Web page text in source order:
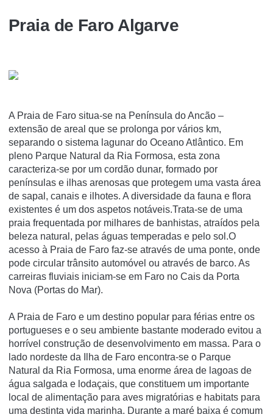
Praia de Faro Algarve
A Praia de Faro situa-se na Península do Ancão –
extensão de areal que se prolonga por vários km,
separando o sistema lagunar do Oceano Atlântico. Em
pleno Parque Natural da Ria Formosa, esta zona
caracteriza-se por um cordão dunar, formado por
penínsulas e ilhas arenosas que protegem uma vasta área
de sapal, canais e ilhotes. A diversidade da fauna e flora
existentes é um dos aspetos notáveis.Trata-se de uma
praia frequentada por milhares de banhistas, atraídos pela
beleza natural, pelas águas temperadas e pelo sol.O
acesso à Praia de Faro faz-se através de uma ponte, onde
pode circular trânsito automóvel ou através de barco. As
carreiras fluviais iniciam-se em Faro no Cais da Porta
Nova (Portas do Mar).
A Praia de Faro e um destino popular para férias entre os
portugueses e o seu ambiente bastante moderado evitou a
horrível construção de desenvolvimento em massa. Para o
lado nordeste da Ilha de Faro encontra-se o Parque
Natural da Ria Formosa, uma enorme área de lagoas de
água salgada e lodaçais, que constituem um importante
local de alimentação para aves migratórias e habitats para
uma destinta vida marinha. Durante a maré baixa é comum